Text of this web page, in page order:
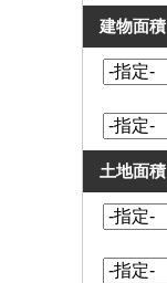
建物面積
土地面積